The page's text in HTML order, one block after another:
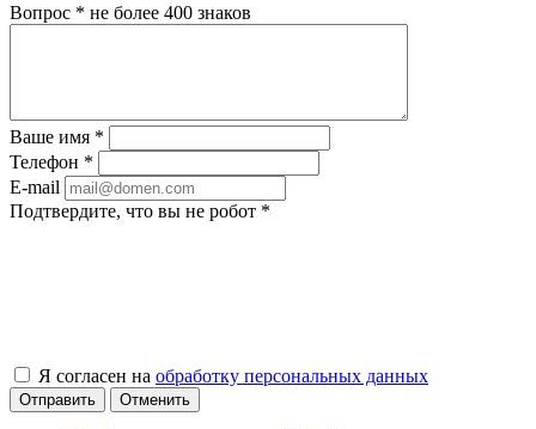
Вопрос * не более 400 знаков
Ваше имя *
Телефон *
E-mail
Подтвердите, что вы не робот *
Я согласен на обработку персональных данных
Отправить Отменить